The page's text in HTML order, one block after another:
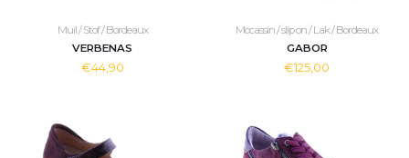
Muil / Stof / Bordeaux
VERBENAS
€44,90
Mocassin / slip on / Lak / Bordeaux
GABOR
€125,00